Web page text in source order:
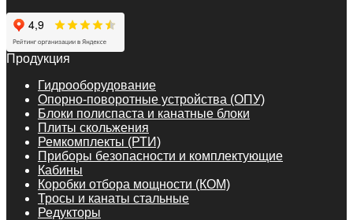
Продукция
Гидрооборудование
Опорно-поворотные устройства (ОПУ)
Блоки полиспаста и канатные блоки
Плиты скольжения
Ремкомплекты (РТИ)
Приборы безопасности и комплектующие
Кабины
Коробки отбора мощности (КОМ)
Тросы и канаты стальные
Редукторы